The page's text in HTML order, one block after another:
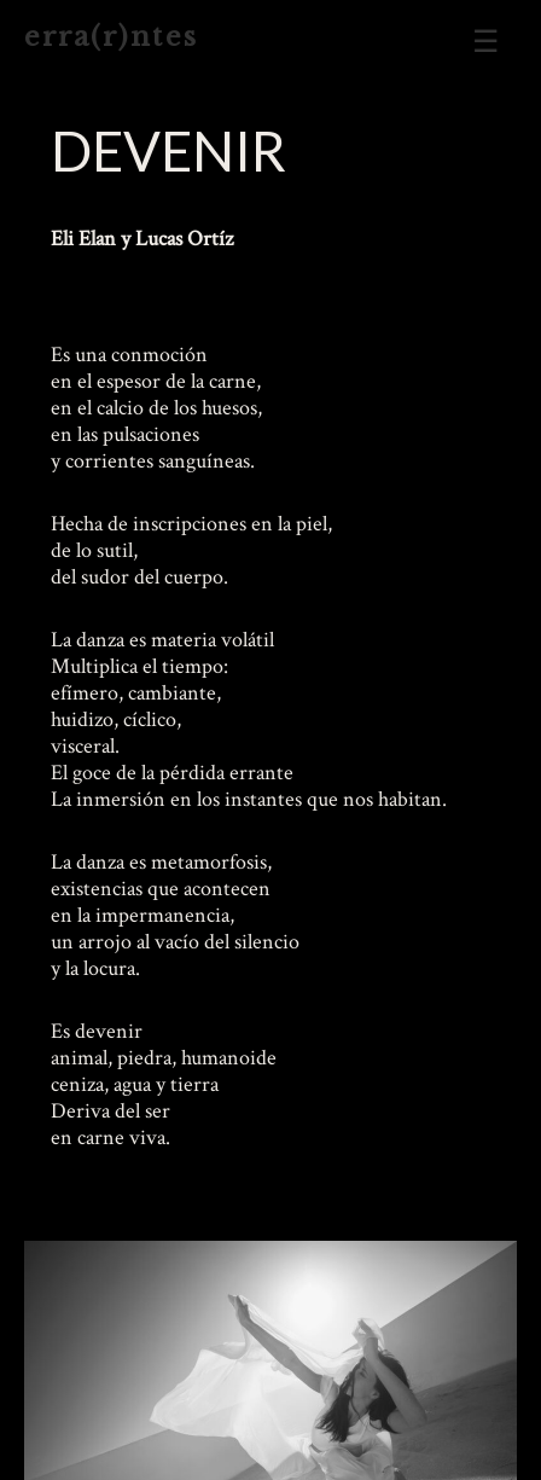
e r r a ( r ) n t e s
DEVENIR
Eli Elan y Lucas Ortíz
Es una conmoción
en el espesor de la carne,
en el calcio de los huesos,
en las pulsaciones
y corrientes sanguíneas.
Hecha de inscripciones en la piel,
de lo sutil,
del sudor del cuerpo.
La danza es materia volátil
Multiplica el tiempo:
efímero, cambiante,
huidizo, cíclico,
visceral.
El goce de la pérdida errante
La inmersión en los instantes que nos habitan.
La danza es metamorfosis,
existencias que acontecen
en la impermanencia,
un arrojo al vacío del silencio
y la locura.
Es devenir
animal, piedra, humanoide
ceniza, agua y tierra
Deriva del ser
en carne viva.